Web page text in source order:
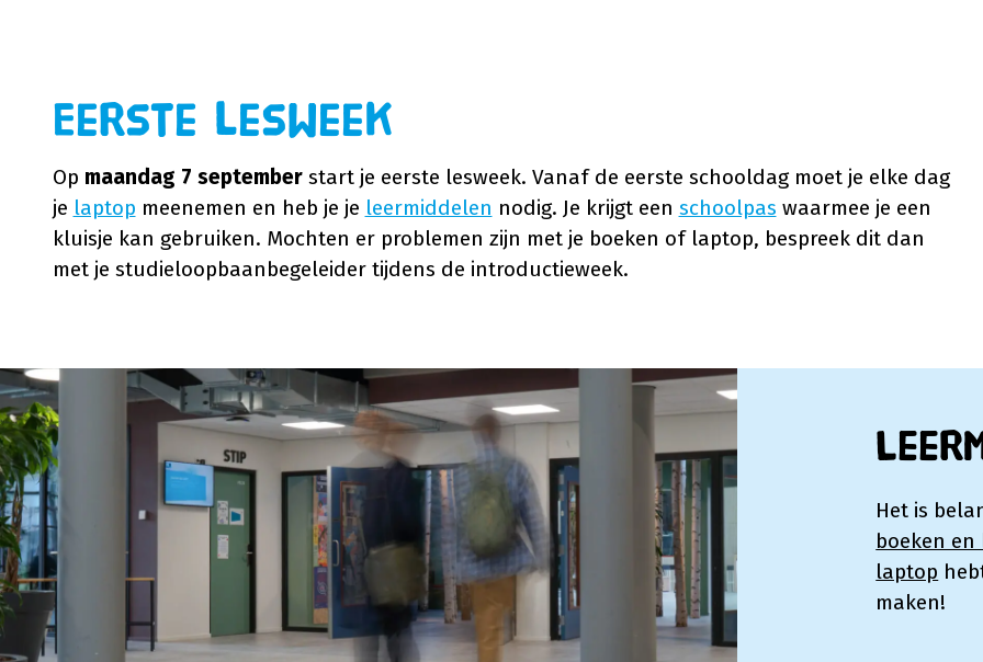
Eerste lesweek
Op maandag 7 septemberstart je eerste lesweek. Vanaf de eerste schooldag moet je elke dag
je laptop meenemen en heb je je leermiddelen nodig. Je krijgt een schoolpas waarmee je een
kluisje kan gebruiken. Mochten er problemen zijn met je boeken of laptop, bespreek dit dan
met je studieloopbaanbegeleider tijdens de introductieweek.
Het is
boeken
laptop
maken!